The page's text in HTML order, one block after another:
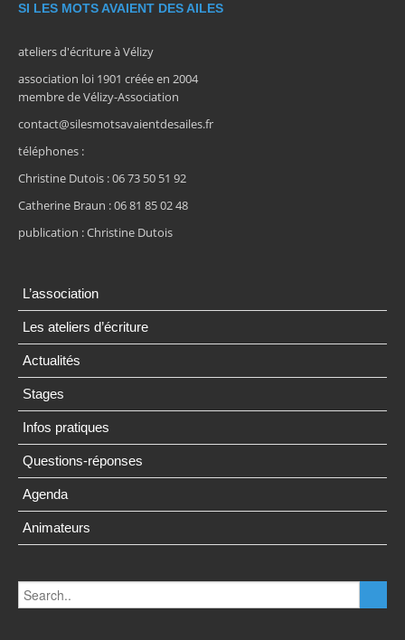
SI LES MOTS AVAIENT DES AILES
ateliers d'écriture à Vélizy
association loi 1901 créée en 2004
membre de Vélizy-Association
contact@silesmotsavaientdesailes.fr
téléphones :
Christine Dutois : 06 73 50 51 92
Catherine Braun : 06 81 85 02 48
publication : Christine Dutois
L’association
Les ateliers d’écriture
Actualités
Stages
Infos pratiques
Questions-réponses
Agenda
Animateurs